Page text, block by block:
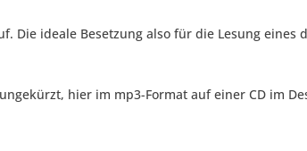
Die ideale Besetzung also für die Lesung eines
hier im mp3-Format auf einer CD im